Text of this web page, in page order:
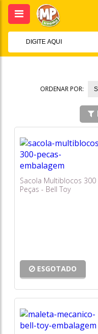
ORDENAR POR:
Sacola Multiblocos 300
Peças - Bell Toy
ESGOTADO